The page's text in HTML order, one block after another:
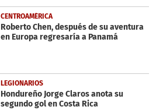
CENTROAMÉRICA
Roberto Chen, después de su aventura
en Europa regresaría a Panamá
LEGIONARIOS
Hondureño Jorge Claros anota su
segundo gol en Costa Rica